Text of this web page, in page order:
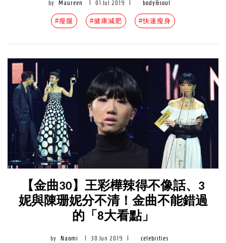
by Maureen 01 Jul 2019 body&soul
#瘦腿 #健康減肥 #快速瘦身
【金曲30】王彩樺辣得不像話、3
妮與陳珊妮分不清！金曲不能錯過
的「8大看點」
by Naomi 30 Jun 2019 celebrities